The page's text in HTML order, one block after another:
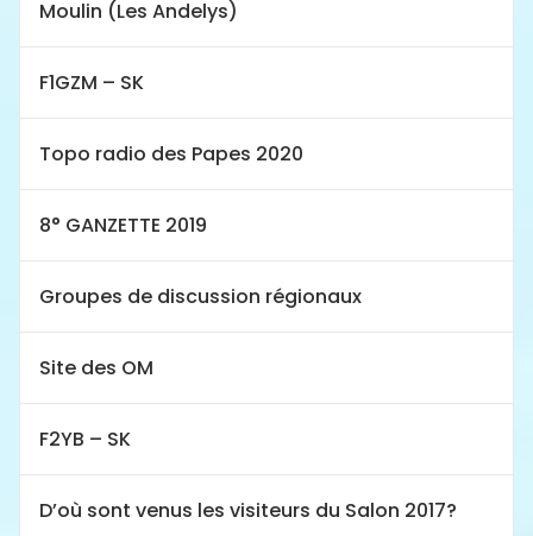
Moulin (Les Andelys)
F1GZM – SK
Topo radio des Papes 2020
8° GANZETTE 2019
Groupes de discussion régionaux
Site des OM
F2YB – SK
D’où sont venus les visiteurs du Salon 2017?